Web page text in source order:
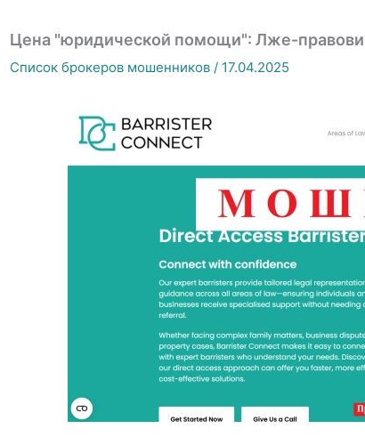
Цена "юридической помощи": Лже-
Список брокеров мошенников / 17.04.2025